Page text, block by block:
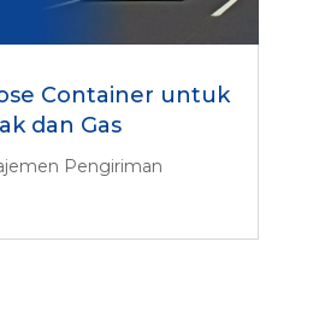
Container untuk
dan Gas
Pengiriman